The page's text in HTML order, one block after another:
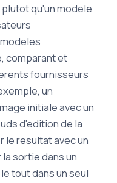
plutot qu'un modele
comparant et
fournisseurs
un
initiale avec un
d'edition de la
le resultat avec un
sortie dans un
tout dans un seul